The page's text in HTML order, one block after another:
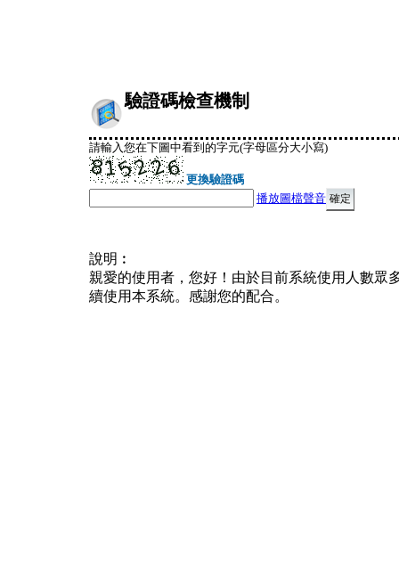
驗證碼檢查機制
請輸入您在下圖中看到的字元(字母區分大小寫)
更換驗證碼
播放圖檔聲音
說明︰
親愛的使用者，您好！由於目前系統使用人數眾
續使用本系統。感謝您的配合。